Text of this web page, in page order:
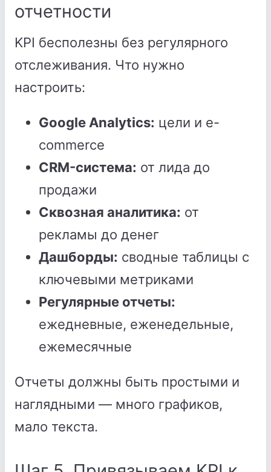
отчетности
KPI бесполезны без регулярного
отслеживания. Что нужно
настроить:
Google Analytics: цели и e-
commerce
CRM-система: от лида до
продажи
Сквозная аналитика: от
рекламы до денег
Дашборды: сводные таблицы с
ключевыми метриками
Регулярные отчеты:
ежедневные, еженедельные,
ежемесячные
Отчеты должны быть простыми и
наглядными — много графиков,
мало текста.